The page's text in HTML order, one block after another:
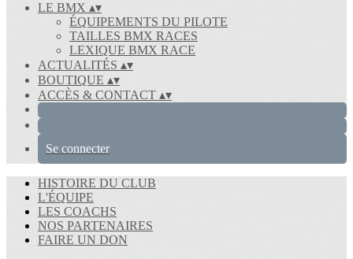
LE BMX ▴▾
ÉQUIPEMENTS DU PILOTE
TAILLES BMX RACES
LEXIQUE BMX RACE
ACTUALITÉS ▴▾
BOUTIQUE ▴▾
ACCÈS & CONTACT ▴▾
Se connecter
HISTOIRE DU CLUB
L'ÉQUIPE
LES COACHS
NOS PARTENAIRES
FAIRE UN DON